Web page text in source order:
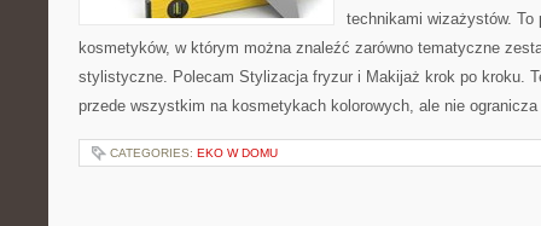
technikami wizażystów. To
kosmetyków, w którym można znaleźć zarówno tematyczne
stylistyczne. Polecam Stylizacja fryzur i Makijaż krok po kroku.
przede wszystkim na kosmetykach kolorowych, ale nie
CATEGORIES: EKO W DOMU